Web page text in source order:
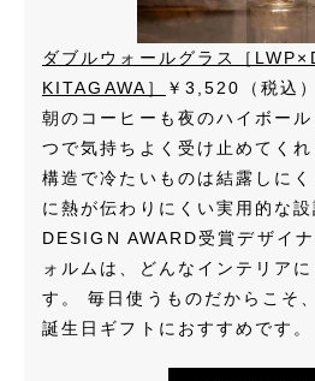
ダブルウォールグラス［
KITAGAWA］
￥3,520（税込）
朝のコーヒーも夜のハイボー
つで気持ちよく受け止めてく
構造で冷たいものは結露しに
に熱が伝わりにくい実用的な
DESIGN AWARD受賞デザイ
ォルムは、どんなインテリア
す。 毎日使うものだからこそ
誕生日ギフトにおすすめです。